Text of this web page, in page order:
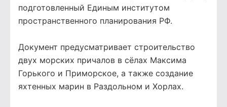
подготовленный Единым институтом
пространственного планирования РФ.
Документ предусматривает строительство
двух морских причалов в сёлах Максима
Горького и Приморское, а также создание
яхтенных марин в Раздольном и Хорлах.